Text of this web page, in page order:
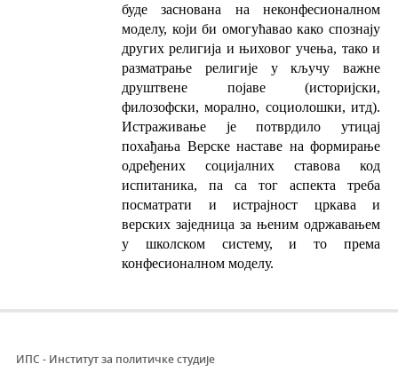
буде заснована на неконфесионалном
моделу, који би омогућавао како спознају
других религија и њиховог учења, тако и
разматрање религије у кључу важне
друштвене појаве (историјски,
филозофски, морално, социолошки, итд).
Истраживање је потврдило утицај
похађања Верске наставе на формирање
одређених социјалних ставова код
испитаника, па са тог аспекта треба
посматрати и истрајност цркава и
верских заједница за њеним одржавањем
у школском систему, и то према
конфесионалном моделу.
ИПС - Институт за политичке студије